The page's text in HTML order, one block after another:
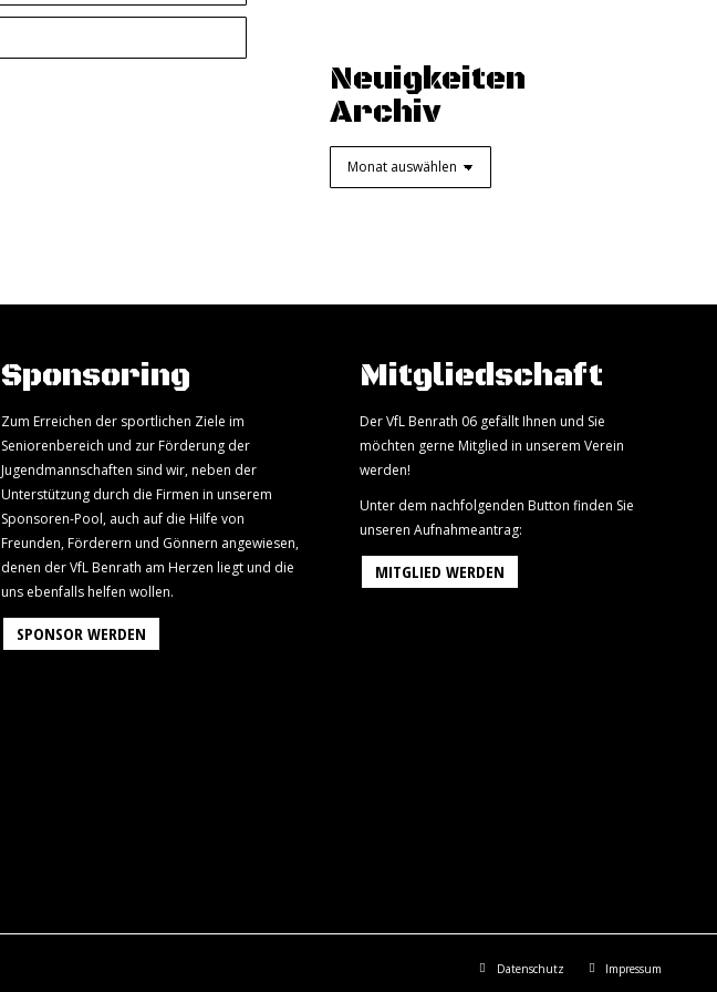
Neuigkeiten
Archiv
Sponsoring
Zum Erreichen der sportlichen Ziele im
Seniorenbereich und zur Förderung der
Jugendmannschaften sind wir, neben der
Unterstützung durch die Firmen in unserem
Sponsoren-Pool, auch auf die Hilfe von
Freunden, Förderern und Gönnern angewiesen,
denen der VfL Benrath am Herzen liegt und die
uns ebenfalls helfen wollen.
SPONSOR WERDEN
Mitgliedschaft
Der VfL Benrath 06 gefällt Ihnen und Sie
möchten gerne Mitglied in unserem Verein
werden!
Unter dem nachfolgenden Button finden Sie
unseren Aufnahmeantrag:
MITGLIED WERDEN
Datenschutz Impressum